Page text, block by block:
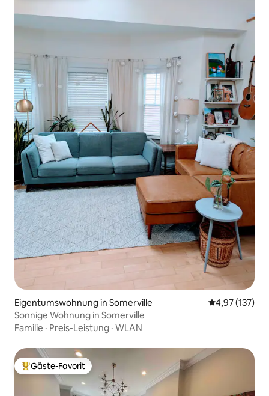
Eigentumswohnung in Somerville
4,97 (137)
Sonnige Wohnung in Somerville
Familie · Preis-Leistung · WLAN
Beliebter Gäste-Favorit.
Gäste-Favorit